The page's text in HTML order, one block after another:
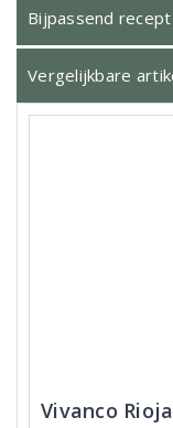
Bijpassend recept
Vergelijkbare
Vivanco